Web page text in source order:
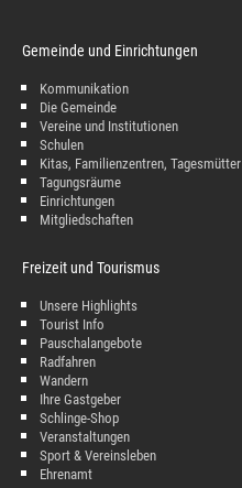
Gemeinde und Einrichtungen
Kommunikation
Die Gemeinde
Vereine und Institutionen
Schulen
Kitas, Familienzentren, Tagesmütter
Tagungsräume
Einrichtungen
Mitgliedschaften
Freizeit und Tourismus
Unsere Highlights
Tourist Info
Pauschalangebote
Radfahren
Wandern
Ihre Gastgeber
Schlinge-Shop
Veranstaltungen
Sport & Vereinsleben
Ehrenamt